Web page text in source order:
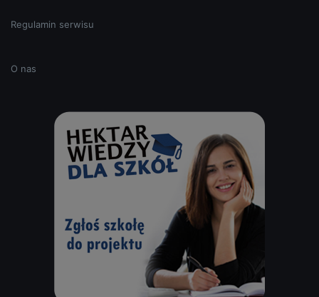
Regulamin serwisu
O nas